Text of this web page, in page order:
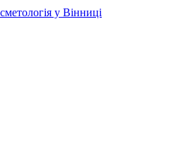
у Вінниці